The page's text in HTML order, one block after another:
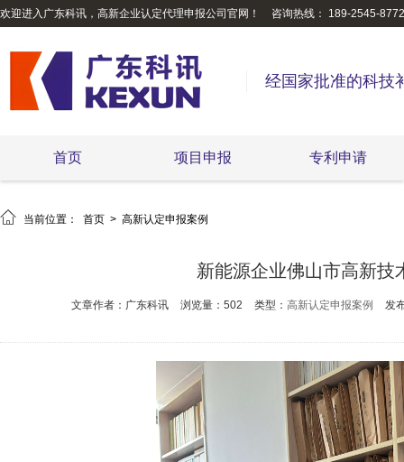
欢迎进入广东科讯，高新企业认定代理申报公司官网！ 咨询热线： 189-2545-8772
经国家批准的科技
首页 项目申报 专利申请
 当前位置： 首页 > 高新认定申报案例
新能源企业佛山市高新技
文章作者：广东科讯 浏览量：502 类型： 高新认定申报案例 发